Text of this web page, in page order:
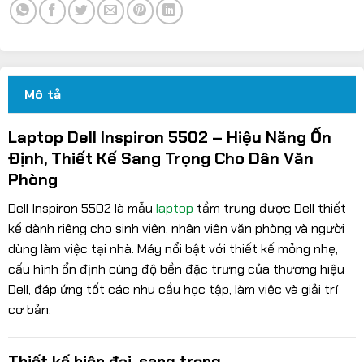
Mô tả
Laptop Dell Inspiron 5502 – Hiệu Năng Ổn
Định, Thiết Kế Sang Trọng Cho Dân Văn
Phòng
Dell Inspiron 5502 là mẫu laptop tầm trung được Dell thiết
kế dành riêng cho sinh viên, nhân viên văn phòng và người
dùng làm việc tại nhà. Máy nổi bật với thiết kế mỏng nhẹ,
cấu hình ổn định cùng độ bền đặc trưng của thương hiệu
Dell, đáp ứng tốt các nhu cầu học tập, làm việc và giải trí
cơ bản.